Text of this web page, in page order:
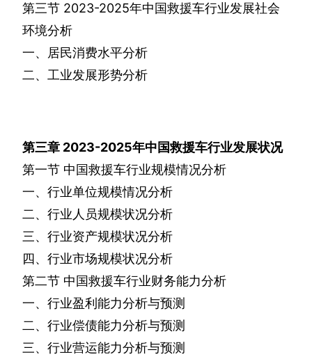
第三节 2023-2025年中国救援车行业发展社会
环境分析
一、居民消费水平分析
二、工业发展形势分析
第三章 2023-2025年中国救援车行业发展状况
第一节 中国救援车行业规模情况分析
一、行业单位规模情况分析
二、行业人员规模状况分析
三、行业资产规模状况分析
四、行业市场规模状况分析
第二节 中国救援车行业财务能力分析
一、行业盈利能力分析与预测
二、行业偿债能力分析与预测
三、行业营运能力分析与预测